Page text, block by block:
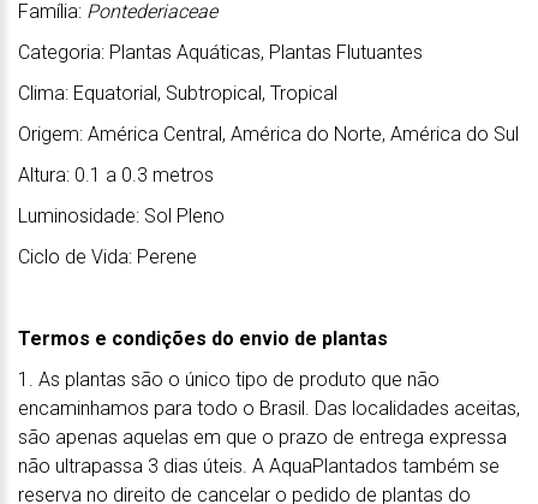
Família: Pontederiaceae
Categoria: Plantas Aquáticas, Plantas Flutuantes
Clima: Equatorial, Subtropical, Tropical
Origem: América Central, América do Norte, América do Sul
Altura: 0.1 a 0.3 metros
Luminosidade: Sol Pleno
Ciclo de Vida: Perene
Termos e condições do envio de plantas
1. As plantas são o único tipo de produto que não
encaminhamos para todo o Brasil. Das localidades aceitas,
são apenas aquelas em que o prazo de entrega expressa
não ultrapassa 3 dias úteis. A AquaPlantados também se
reserva no direito de cancelar o pedido de plantas do